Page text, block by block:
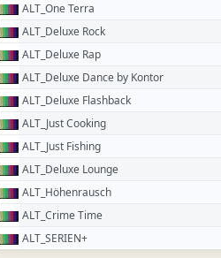
ALT_One Terra
ALT_Deluxe Rock
ALT_Deluxe Rap
ALT_Deluxe Dance by Kontor
ALT_Deluxe Flashback
ALT_Just Cooking
ALT_Just Fishing
ALT_Deluxe Lounge
ALT_Höhenrausch
ALT_Crime Time
ALT_SERIEN+